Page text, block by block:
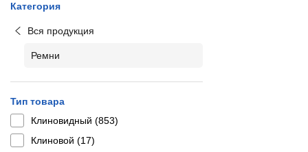
Категория
Вся продукция
Ремни
Тип товара
Клиновидный (853)
Клиновой (17)